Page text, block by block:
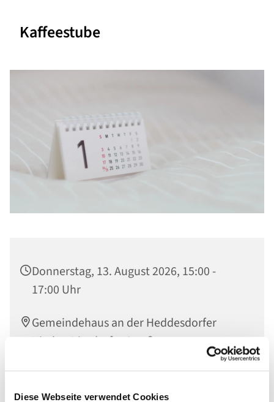
Diese Webseite verwendet Cookies
Kaffeestube
Donnerstag, 13. August 2026, 15:00 -
17:00 Uhr
Gemeindehaus an der Heddesdorfer
Kirche, Dierdorfer Straße 65, 56564